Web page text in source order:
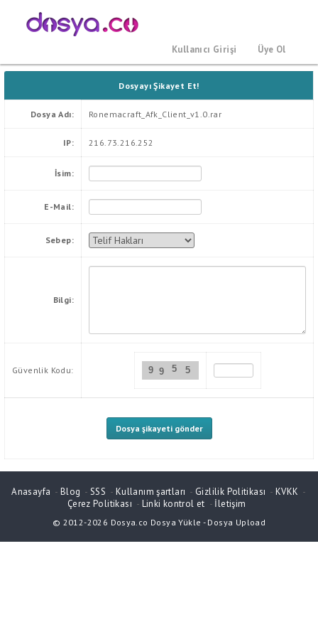
Kullanıcı Girişi Üye Ol
Dosyayı Şikayet Et!
Dosya Adı: Ronemacraft_Afk_Client_v1.0.rar
IP: 216.73.216.252
İsim:
E-Mail:
Sebep:
Bilgi:
Güvenlik Kodu: 9 5
5
9
Anasayfa - Blog -SSS - Kullanım şartları - Gizlilik Politikası - KVKK -
Çerez Politikası - Linki kontrol et - İletişim
© 2012-2026 Dosya.co Dosya Yükle - Dosya Upload